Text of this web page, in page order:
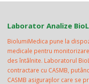
Laborator Analize
BiolumiMedica pune la
medicale pentru
des întâlnite. Laboratorul
contractare cu CASMB,
CASMB asiguraţilor care se